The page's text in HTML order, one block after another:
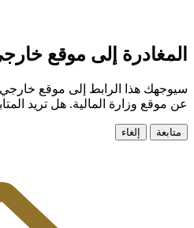
المغادرة إلى موقع
سيوجهك هذا الرابط إلى موقع
عن موقع وزارة المالية. هل تريد
متابعة إلغاء